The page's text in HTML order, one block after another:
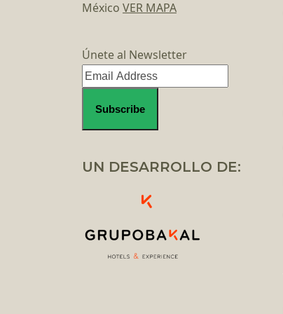
México VER MAPA
Únete al Newsletter
UN DESARROLLO DE: